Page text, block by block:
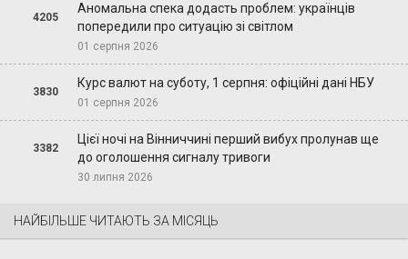
4205
Аномальна спека додасть проблем: українців
попередили про ситуацію зі світлом
01 серпня 2026
3830
Курс валют на суботу, 1 серпня: офіційні дані НБУ
01 серпня 2026
3382
Цієї ночі на Вінниччині перший вибух пролунав ще
до оголошення сигналу тривоги
30 липня 2026
НАЙБІЛЬШЕ ЧИТАЮТЬ ЗА МІСЯЦЬ